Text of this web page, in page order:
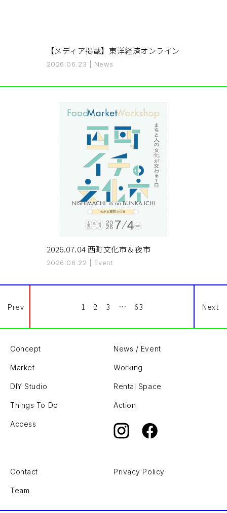
【メディア掲載】東洋経済オンライン
2026.06.23 News
2026.07.04 西町文化市＆夜市
2026.06.22 Event
Prev 1 2 3 … 63 Next
Concept News / Event
Market Working
DIY Studio Rental Space
Things To Do Action
Access
Contact Privacy Policy
Team